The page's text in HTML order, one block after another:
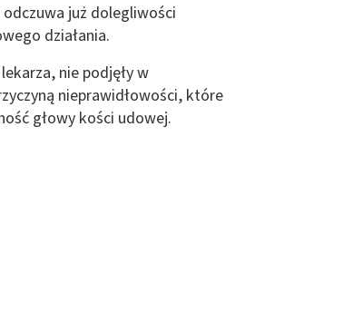
odczuwa już dolegliwości
działania.
nie podjęły w
nieprawidłowości, które
głowy kości udowej.